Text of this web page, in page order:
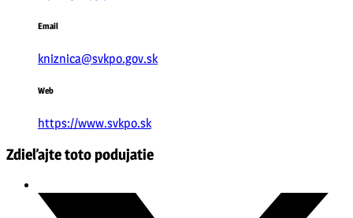
Email
kniznica@svkpo.gov.sk
Web
https://www.svkpo.sk
Zdieľajte toto podujatie